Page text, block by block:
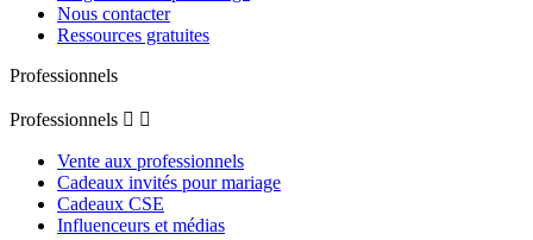
Nous contacter
Ressources gratuites
Professionnels
Professionnels  
Vente aux professionnels
Cadeaux invités pour mariage
Cadeaux CSE
Influenceurs et médias